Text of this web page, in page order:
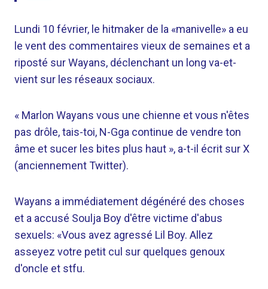
Lundi 10 février, le hitmaker de la «manivelle» a eu
le vent des commentaires vieux de semaines et a
riposté sur Wayans, déclenchant un long va-et-
vient sur les réseaux sociaux.
« Marlon Wayans vous une chienne et vous n'êtes
pas drôle, tais-toi, N-Gga continue de vendre ton
âme et sucer les bites plus haut », a-t-il écrit sur X
(anciennement Twitter).
Wayans a immédiatement dégénéré des choses
et a accusé Soulja Boy d'être victime d'abus
sexuels: «Vous avez agressé Lil Boy. Allez
asseyez votre petit cul sur quelques genoux
d'oncle et stfu.